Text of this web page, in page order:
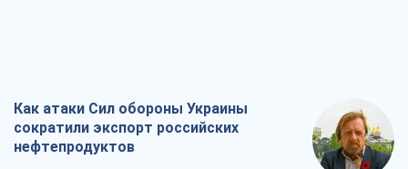
Как атаки Сил обороны Украины
сократили экспорт российских
нефтепродуктов